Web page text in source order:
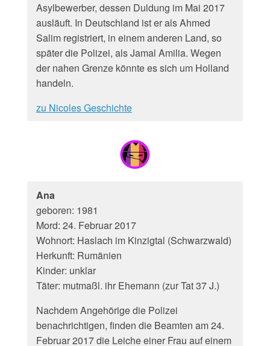
Asylbewerber, dessen Duldung im Mai 2017
ausläuft. In Deutschland ist er als Ahmed
Salim registriert, in einem anderen Land, so
später die Polizei, als Jamal Amilia. Wegen
der nahen Grenze könnte es sich um Holland
handeln.
zu Nicoles Geschichte
Ana
geboren: 1981
Mord: 24. Februar 2017
Wohnort: Haslach im Kinzigtal (Schwarzwald)
Herkunft: Rumänien
Kinder: unklar
Täter: mutmaßl. ihr Ehemann (zur Tat 37 J.)
Nachdem Angehörige die Polizei
benachrichtigen, finden die Beamten am 24.
Februar 2017 die Leiche einer Frau auf einem